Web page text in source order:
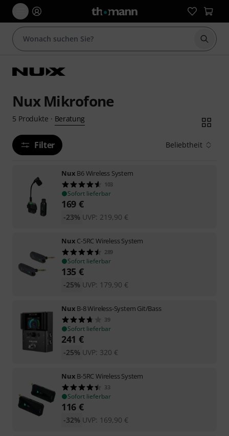
Suche
Nux Mikrofone
5 Produkte · Beratung
Filter Beliebtheit
Nux B6 Wireless System
103
Sofort lieferbar
169 €
UVP: 219,90 €
-23%
Nux C-5RC Wireless System
289
Sofort lieferbar
135 €
UVP: 179,90 €
-25%
Nux B-8 Wireless-System Git/Bass
39
Sofort lieferbar
241 €
UVP: 320 €
-25%
Nux B-5RC Wireless System
33
Sofort lieferbar
116 €
UVP: 169,90 €
-32%